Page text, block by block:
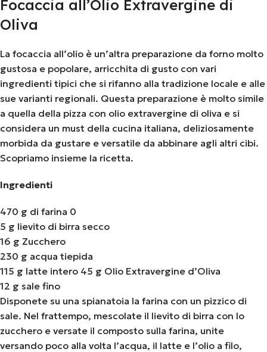
Focaccia all’Olio Extravergine di
Oliva
La focaccia all’olio è un’altra preparazione da forno molto
gustosa e popolare, arricchita di gusto con vari
ingredienti tipici che si rifanno alla tradizione locale e alle
sue varianti regionali. Questa preparazione è molto simile
a quella della pizza con olio extravergine di oliva e si
considera un must della cucina italiana, deliziosamente
morbida da gustare e versatile da abbinare agli altri cibi.
Scopriamo insieme la ricetta.
Ingredienti
470 g di farina 0
5 g lievito di birra secco
16 g Zucchero
230 g acqua tiepida
115 g latte intero 45 g Olio Extravergine d’Oliva
12 g sale fino
Disponete su una spianatoia la farina con un pizzico di
sale. Nel frattempo, mescolate il lievito di birra con lo
zucchero e versate il composto sulla farina, unite
versando poco alla volta l’acqua, il latte e l’olio a filo,